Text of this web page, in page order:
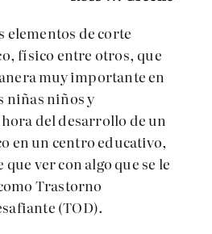
de corte
físico entre otros, que
muy importante en
niñas niños y
hora del desarrollo de un
en un centro educativo,
ver con algo que se le
Trastorno
(TOD).